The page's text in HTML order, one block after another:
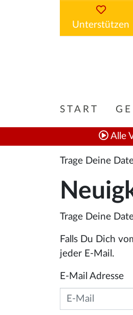
Unterstützen
START
Alle
Trage Deine
Trage Deine
Falls Du Dich
jeder E-Mail.
E-Mail Adresse